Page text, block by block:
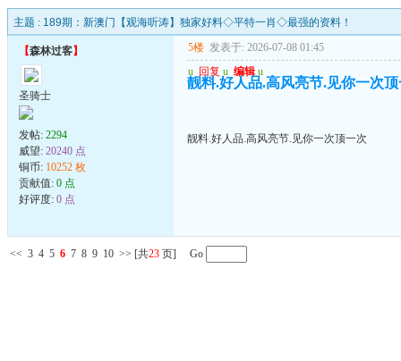
主题 : 189期：新澳门【观海听涛】独家好料◇平特一肖◇最强的资料！
【森林过客】
圣骑士
发帖: 2294
威望: 20240 点
铜币: 10252 枚
贡献值: 0 点
好评度: 0 点
5楼 发表于: 2026-07-08 01:45
u 回复 u 编辑 u
靓料.好人品.高风亮节.见你一次
靓料.好人品.高风亮节.见你一次顶一次
<< 3 4 5 6 7 8 9 10 >> [共23 页] Go